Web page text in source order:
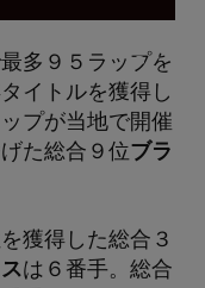
多９５ラップを
イトルを獲得し
プが当地で開催
た総合９位ブラ
獲得した総合３
は６番手。総合